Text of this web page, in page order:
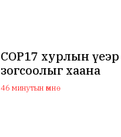
COP17 хурлын
зогсоолыг хаана
46 минутын өмнө